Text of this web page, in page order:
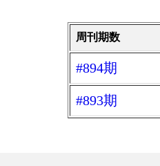
周刊期数
#894期
#893期